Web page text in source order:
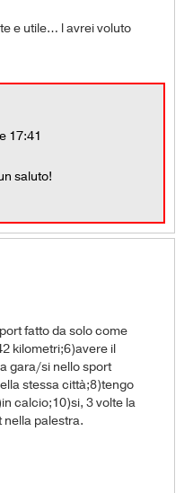
e utile… l avrei voluto
17:41
saluto!
fatto da solo come
kilometri;6)avere il
gara/si nello sport
stessa città;8)tengo
calcio;10)si, 3 volte la
palestra.